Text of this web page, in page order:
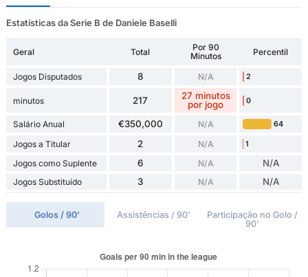
Estatísticas da Serie B de Daniele Baselli
Geral Total
Por 90
Minutos
Percentil
Jogos Disputados 8 N/A 2
minutos 217
27 minutos
por jogo
0
Salário Anual €350,000 N/A 64
Jogos a Titular 2 N/A 1
Jogos como Suplente 6 N/A N/A
Jogos Substituído 3 N/A N/A
Golos / 90' Assistências / 90'
Participação no Golo /
90'